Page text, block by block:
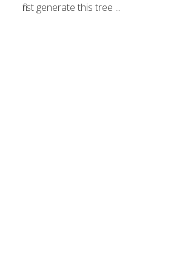
first generate this tree ...